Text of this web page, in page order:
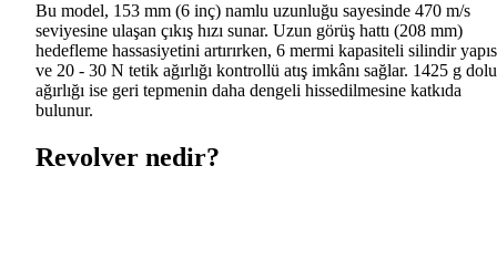
Bu model, 153 mm (6 inç) namlu uzunluğu sayesinde 470 m/s
seviyesine ulaşan çıkış hızı sunar. Uzun görüş hattı (208 mm)
hedefleme hassasiyetini artırırken, 6 mermi kapasiteli silindir
ve 20 - 30 N tetik ağırlığı kontrollü atış imkânı sağlar. 1425 g dolu
ağırlığı ise geri tepmenin daha dengeli hissedilmesine katkıda
bulunur.
Revolver nedir?